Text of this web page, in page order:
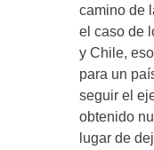
camino de
el caso de
y Chile,
para un
seguir el
obtenido
lugar de